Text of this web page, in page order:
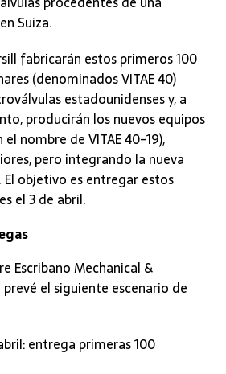
Suiza.
fabricarán estos primeros 100
(denominados VITAE 40)
estadounidenses y, a
producirán los nuevos equipos
nombre de VITAE 40-19),
pero integrando la nueva
objetivo es entregar estos
el 3 de abril.
Escribano Mechanical &
el siguiente escenario de
entrega primeras 100